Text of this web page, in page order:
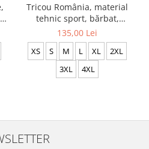
Tricou România, material
tehnic sport, bărbat,
culoare albă, CS71
135,00 Lei
XS S M L XL
2XL
3XL
4XL